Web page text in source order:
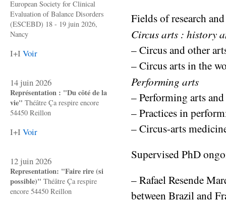
European Society for Clinical
Evaluation of Balance Disorders
(ESCEBD) 18 - 19 juin 2026,
Nancy
I+I Voir
14 juin 2026
Représentation : "Du côté de la
vie" Théâtre Ça respire encore
54450 Reillon
I+I Voir
12 juin 2026
Representation: "Faire rire (si
possible)" Théâtre Ça respire
encore 54450 Reillon
Fields of research
Circus arts : history
– Circus and other
– Circus arts in the
Performing arts
– Performing arts
– Practices in
– Circus-arts
Supervised PhD
– Rafael Resende
between Brazil and